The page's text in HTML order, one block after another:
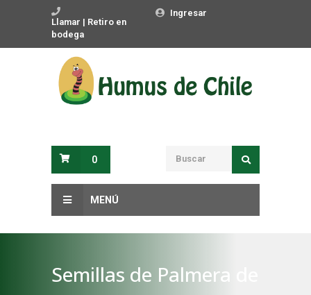
Llamar | Retiro en
bodega
Ingresar
0
MENÚ
Semillas de Palmera de